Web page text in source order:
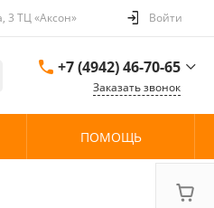
3 ТЦ «Аксон» Войти
+7 (4942) 46-70-65
ул. Сутырина, 3 ТЦ
Заказать звонок
ПОМОЩЬ